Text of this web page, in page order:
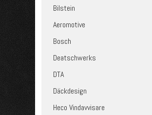
Bilstein
Aeromotive
Bosch
Deatschwerks
DTA
Däckdesign
Heco Vindavvisare